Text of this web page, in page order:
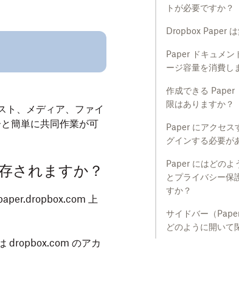
トが必要ですか？
Dropbox Paper は
Paper ドキュメン
ージ容量を消費し
作成できる Paper
限はありますか？
Paper にアクセス
グインする必要が
Paper にはどのよ
とプライバシー保
すか？
サイドバー（
どのように開いて
ト、メディア、ファイ
簡単に共同作業が可
されますか？
上
dropbox.com のアカ